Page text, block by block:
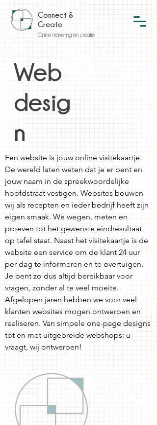
Connect &
Create
Online marketing en creatie
Web
desig
n
Een website is jouw online visitekaartje.
De wereld laten weten dat je er bent en
jouw naam in de spreekwoordelijke
hoofdstraat vestigen. Websites bouwen
wij als recepten en ieder bedrijf heeft zijn
eigen smaak. We wegen, meten en
proeven tot het gewenste eindresultaat
op tafel staat. Naast het visitekaartje is de
website een service om de klant 24 uur
per dag te informeren en te overtuigen.
Je bent zo dus altijd bereikbaar voor
vragen, zonder al te veel moeite.
Afgelopen jaren hebben we voor veel
klanten websites mogen ontwerpen en
realiseren. Van simpele one-page designs
tot en met uitgebreide webshops: u
vraagt, wij ontwerpen!